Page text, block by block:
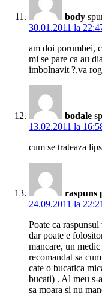
body
30.01.2011 la
am doi porumbei,
mi se pare ca au
imbolnavit ?,va
bodale
13.02.2011 la
cum se trateaza
raspuns
24.09.2011 la
Poate ca
dar poate e
mancare, un
recomandat sa
cate o bucatica
bucati) . Al meu s-
sa moara si nu